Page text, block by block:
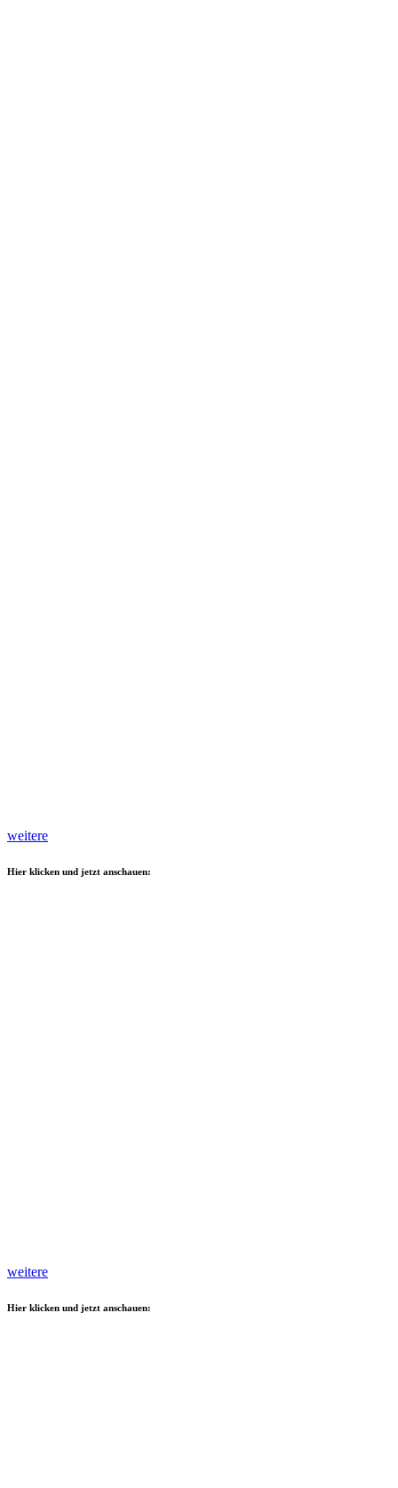
weitere
Hier klicken und jetzt anschauen:
weitere
Hier klicken und jetzt anschauen: